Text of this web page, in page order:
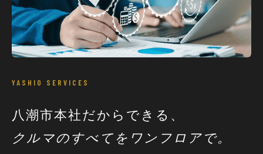
YASHIO SERVICES
八潮市本社だからできる、
クルマのすべてをワンフロアで。